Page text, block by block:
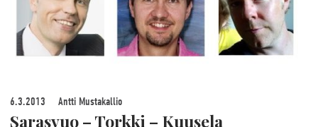
6.3.2013 Antti Mustakallio
Sarasvuo – Torkki – Kuusela